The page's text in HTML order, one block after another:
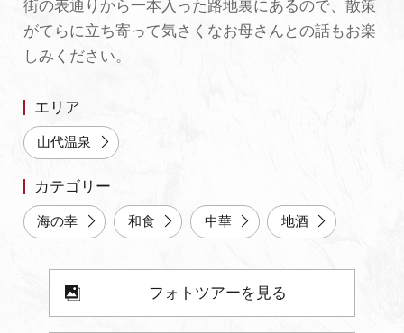
FAQ
パンフレットダウンロード
写真ダウンロード
よくあるご質問・お問い合わせ
プライバシーポリシー
街の表通りから一本入った路地裏にあるので、散策
がてらに立ち寄って気さくなお母さんとの話もお楽
しみください。
エリア
山代温泉
カテゴリー
海の幸 和食 中華 地酒
フォトツアーを見る